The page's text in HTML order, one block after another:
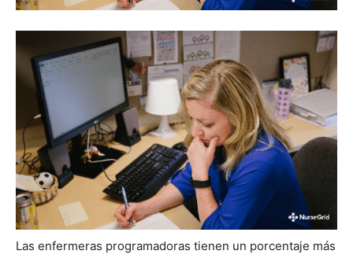
Las enfermeras programadoras tienen un porcentaje más